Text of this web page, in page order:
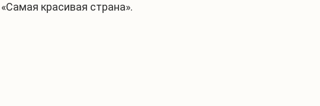
красивая страна».